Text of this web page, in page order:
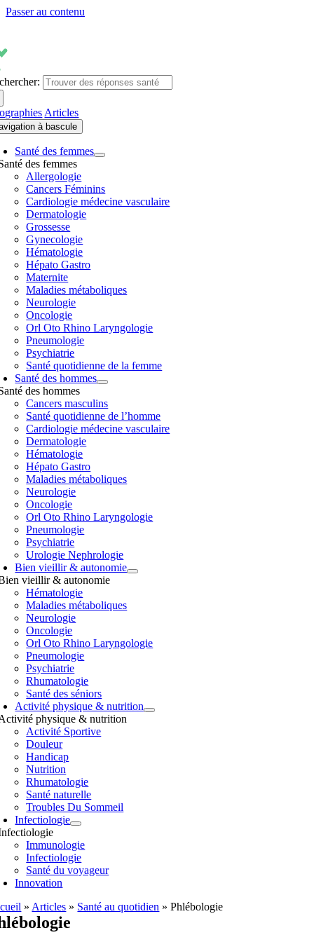
Passer au contenu
Articles
à bascule
Santé des femmes
des femmes
Allergologie
Cancers Féminins
Cardiologie médecine vasculaire
Dermatologie
Grossesse
Gynecologie
Hématologie
Hépato Gastro
Maternite
Maladies métaboliques
Neurologie
Oncologie
Orl Oto Rhino Laryngologie
Pneumologie
Psychiatrie
Santé quotidienne de la femme
Santé des hommes
des hommes
Cancers masculins
Santé quotidienne de l’homme
Cardiologie médecine vasculaire
Dermatologie
Hématologie
Hépato Gastro
Maladies métaboliques
Neurologie
Oncologie
Orl Oto Rhino Laryngologie
Pneumologie
Psychiatrie
Urologie Nephrologie
Bien vieillir & autonomie
vieillir & autonomie
Hématologie
Maladies métaboliques
Neurologie
Oncologie
Orl Oto Rhino Laryngologie
Pneumologie
Psychiatrie
Rhumatologie
Santé des séniors
Activité physique & nutrition
physique & nutrition
Activité Sportive
Douleur
Handicap
Nutrition
Rhumatologie
Santé naturelle
Troubles Du Sommeil
Infectiologie
Immunologie
Infectiologie
Santé du voyageur
Innovation
» Articles » Santé au quotidien »Phlébologie